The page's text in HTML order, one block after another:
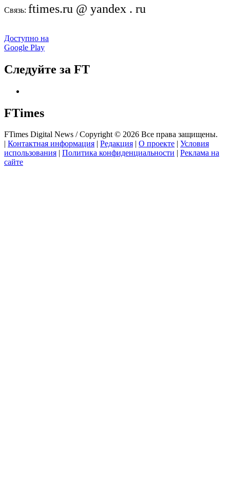
Связь: ftimes.ru @ yandex . ru
Доступно на
Google Play
Следуйте за FT
FTimes
FTimes Digital News / Copyright © 2026 Все права защищены.
| Контактная информация | Редакция | О проекте | Условия
использования | Политика конфиденциальности | Реклама на
сайте